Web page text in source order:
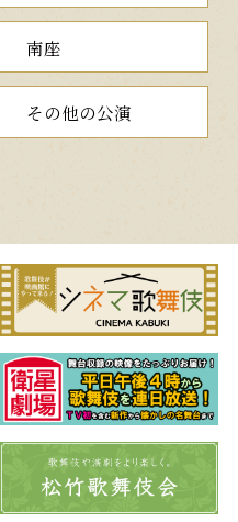
握を祈願する宴が開かれよ
ています。その肉を食べる
して料理しようと、家臣た
っ暗となり、狂言師の二人
を披露しますが、やがて鳥
舞台の舞踊劇です。その
年10月にも、永楽館でアンコ
月には、東京・歌舞伎座で
館歌舞伎十五回目を記念
7年ぶりにご高覧に供しま
南座
その他の公演